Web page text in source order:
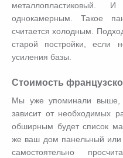
металлопластиковый.
однокамерным. Такое
считается холодным.
старой постройки, если
усиления базы.
Стоимость
Мы уже упоминали выше,
зависит от необходимых
обширным будет список
же ваш дом панельный или
самостоятельно